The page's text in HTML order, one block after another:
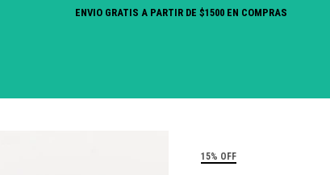
ENVIO GRATIS A PARTIR DE $1500 EN COMPRAS
15% OFF